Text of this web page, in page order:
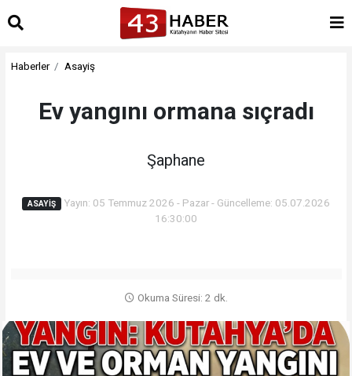
Haberler Asayiş
Ev yangını ormana sıçradı
Şaphane
ASAYIŞ Yayın: 05 Temmuz 2026 - Pazar - Güncelleme: 05.07.2026
16:30:00
Okuma Süresi: 2 dk.